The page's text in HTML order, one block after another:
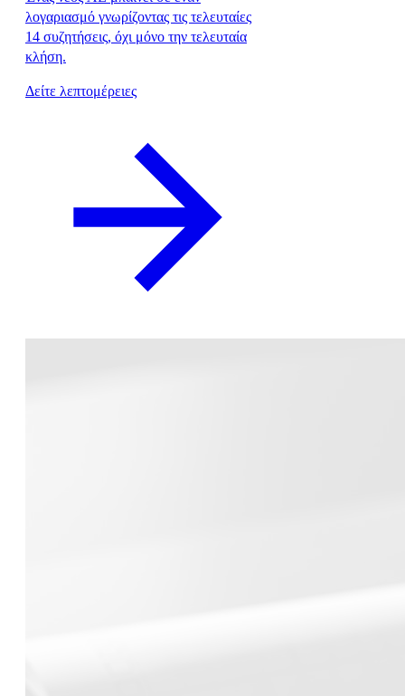
λογαριασμό γνωρίζοντας τις τελευταίες
14 συζητήσεις, όχι μόνο την τελευταία
κλήση.
Δείτε λεπτομέρειες